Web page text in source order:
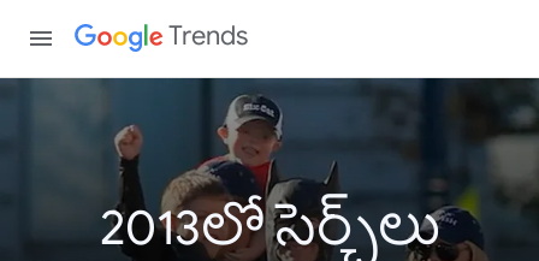
Trends
2013లో సెర్చ్‌లు